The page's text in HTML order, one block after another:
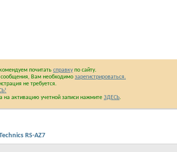
почитать справкупо сайту.
сообщения, Вам необходимо зарегистрироваться.
не требуется.
на активацию учетной записи нажмите ЗДЕСЬ.
RS-AZ7